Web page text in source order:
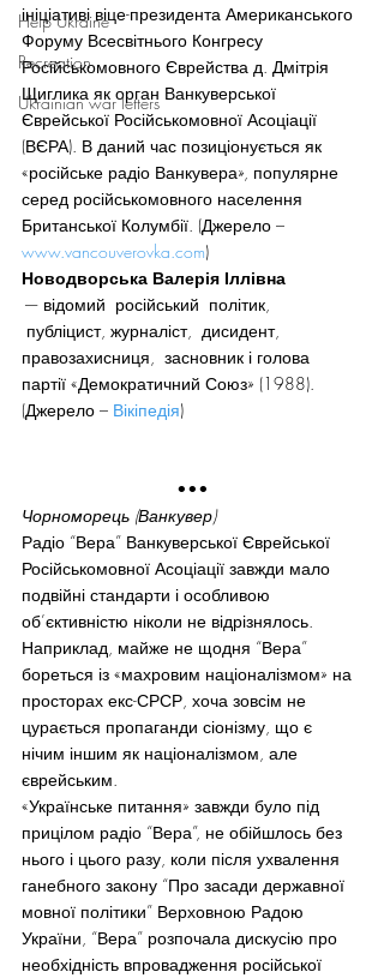
Help Ukraine
Recreation
Ukrainian war letters
ініціативі віце-президента Американського
Форуму Всесвітнього Конгресу
Російськомовного Єврейства д. Дмітрія
Щиглика як орган Ванкуверської
Єврейської Російськомовної Асоціації
(ВЄРА). В даний час позиціонується як
«російське радіо Ванкувера», популярне
серед російськомовного населення
Британської Колумбії. (Джерело –
www.vancouverovka.com)
Новодворська Валерія Іллівна
— відомий  російський  політик,
публіцист, журналіст,  дисидент,
правозахисниця,  засновник і голова
партії «Демократичний Союз» (1988).
(Джерело – Вікіпедія)
•••
Чорноморець (Ванкувер)
Радіо “Вера” Ванкуверської Єврейської
Російськомовної Асоціації завжди мало
подвійні стандарти і особливою
об’єктивністю ніколи не відрізнялось.
Наприклад, майже не щодня “Вера”
бореться із «махровим націоналізмом» на
просторах екс-СРСР, хоча зовсім не
цурається пропаганди сіонізму, що є
нічим іншим як націоналізмом, але
єврейським.
«Українське питання» завжди було під
прицілом радіо “Вера”, не обійшлось без
нього і цього разу, коли після ухвалення
ганебного закону “Про засади державної
мовної політики” Верховною Радою
України, “Вера” розпочала дискусію про
необхідність впровадження російської